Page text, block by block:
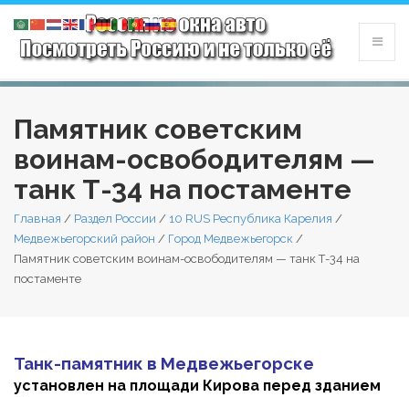
Памятник советским
воинам-освободителям —
танк Т-34 на постаменте
Главная / Раздел России / 10 RUS Республика Карелия /
Медвежьегорский район / Город Медвежьегорск /
Памятник советским воинам-освободителям — танк Т-34 на
постаменте
Танк-памятник в Медвежьегорске
установлен на площади Кирова перед зданием